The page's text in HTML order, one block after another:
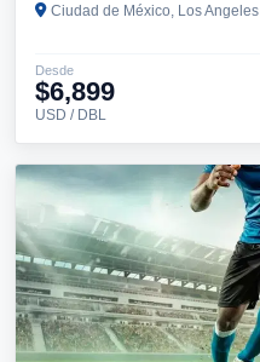
Ciudad de México, Los Angeles
Desde
$6,899
USD / DBL